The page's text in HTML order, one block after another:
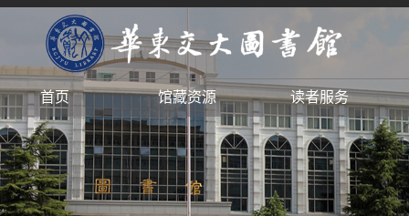
首页 馆藏资源 读者服务